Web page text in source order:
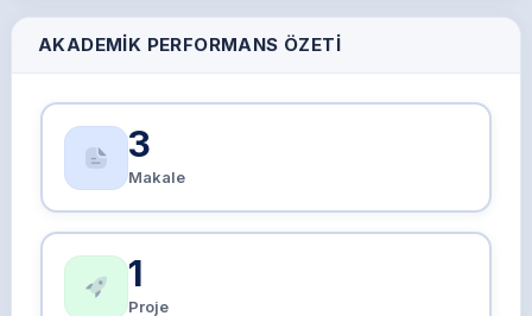
AKADEMIK PERFORMANS ÖZETI
3
Makale
1
Proje